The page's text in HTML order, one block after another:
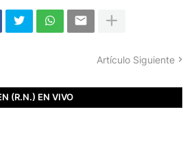
Artículo Siguiente
(R.N.) EN VIVO